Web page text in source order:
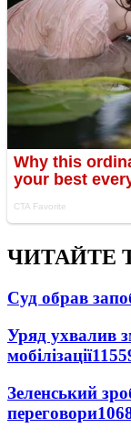
ЧИТАЙТЕ
Суд обрав
Уряд ухвалив
мобілізації
Зеленський
переговори